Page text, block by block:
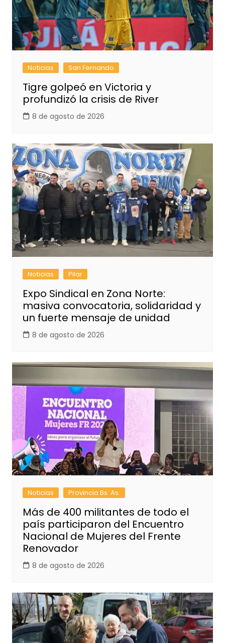
Noticias San Fernando
Tigre golpeó en Victoria y
profundizó la crisis de River
8 de agosto de 2026
Noticias Pilar
Expo Sindical en Zona Norte:
masiva convocatoria, solidaridad y
un fuerte mensaje de unidad
8 de agosto de 2026
Noticias Provincia Bs. As.
Más de 400 militantes de todo el
país participaron del Encuentro
Nacional de Mujeres del Frente
Renovador
8 de agosto de 2026